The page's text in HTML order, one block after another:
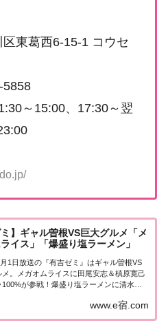
東葛西6-15-1 コウセ
5858
～15:00、17:30～翌
】ギャル曽根VS巨大グルメ「メ
イス」「爆盛り塩ラーメン」
1日放送の『有吉ゼミ』はギャル曽根VS
メ。メガオムライスに田尾安志＆槙原寛己
100%が参戦！爆盛り塩ラーメンに清水宏
ら！ギャル曽根VS巨大グルメ4.3kg！海老
ライス！フレスカ挑戦するのは...
www.e宿.com